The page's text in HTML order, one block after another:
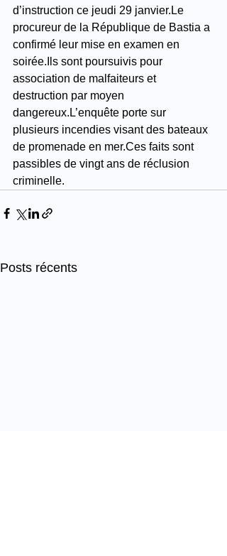
d’instruction ce jeudi 29 janvier.Le
procureur de la République de Bastia a
confirmé leur mise en examen en
soirée.Ils sont poursuivis pour
association de malfaiteurs et
destruction par moyen
dangereux.L’enquête porte sur
plusieurs incendies visant des bateaux
de promenade en mer.Ces faits sont
passibles de vingt ans de réclusion
criminelle.
Posts récents